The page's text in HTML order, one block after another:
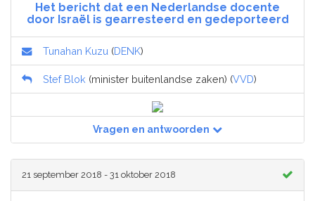
Het bericht dat een Nederlandse docente
door Israël is gearresteerd en gedeporteerd
Tunahan Kuzu (DENK)
Stef Blok (minister buitenlandse zaken) (VVD)
Vragen en antwoorden
21 september 2018 - 31 oktober 2018